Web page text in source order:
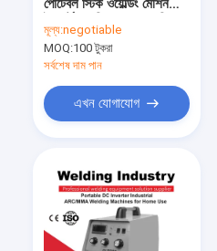
পোর্টেবল স্টিক ওয়েল্ডিং মেশিন
ব্যবহারের জন্য
মূল্য:negotiable
MOQ:100 টুকরা
সর্বশেষ দাম পান
এখন যোগাযোগ